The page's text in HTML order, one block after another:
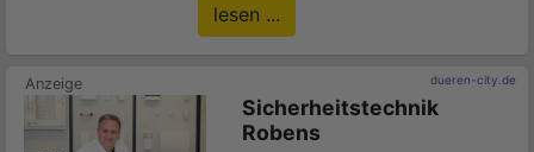
lesen ...
dueren-city.de
Sicherheitstechnik
Robens